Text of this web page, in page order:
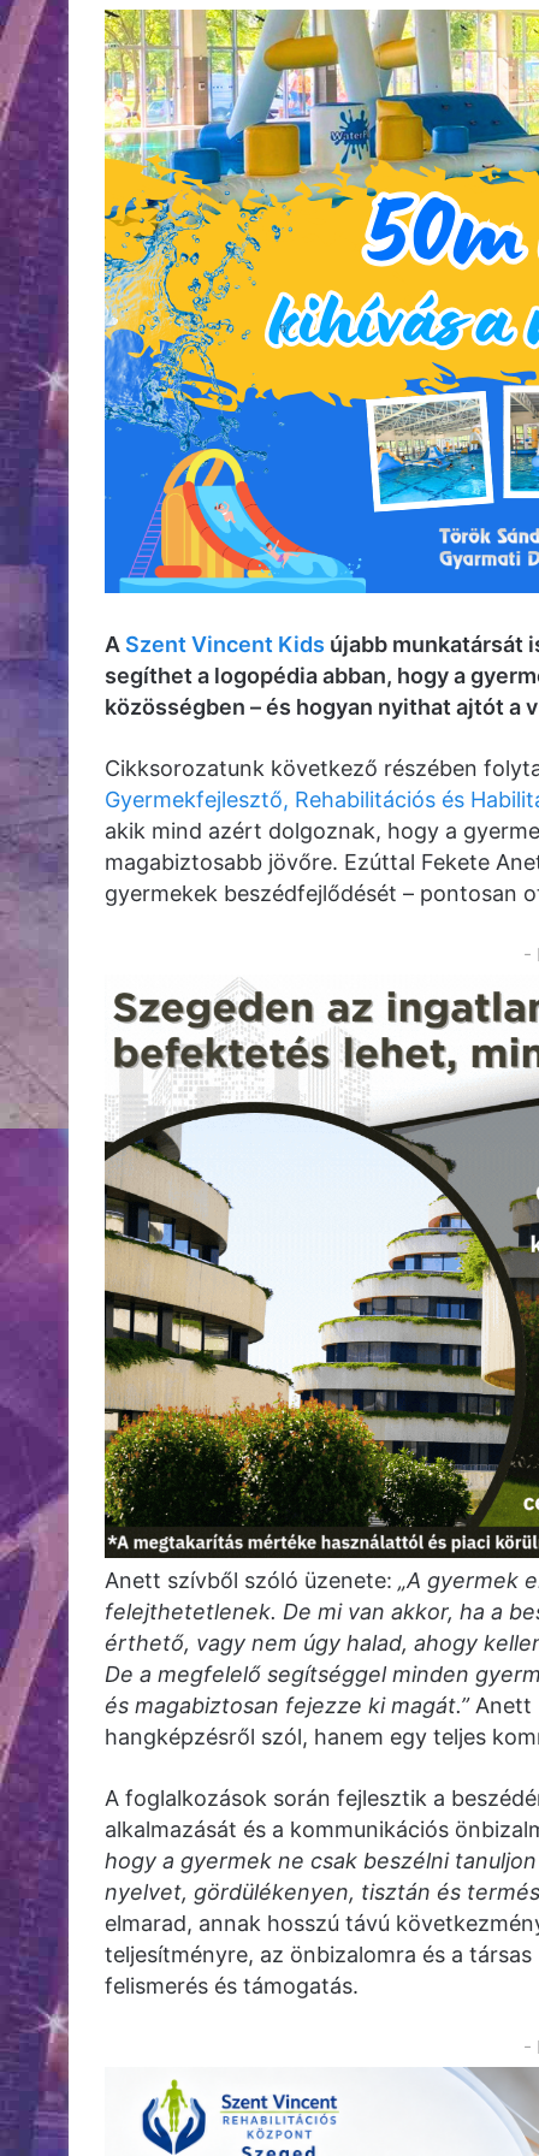
A Szent Vincent Kids újabb munkatársát
segíthet a logopédia abban, hogy a
közösségben – és hogyan nyithat ajtót a
Cikksorozatunk következő részében
Gyermekfejlesztő, Rehabilitációs és
akik mind azért dolgoznak, hogy a
magabiztosabb jövőre. Ezúttal Fekete
gyermekek beszédfejlődését – pontosan
-
Anett szívből szóló üzenete: „A gyermek
felejthetetlenek. De mi van akkor, ha a
érthető, vagy nem úgy halad, ahogy
De a megfelelő segítséggel minden
és magabiztosan fejezze ki magát.”Anett
hangképzésről szól, hanem egy teljes
A foglalkozások során fejlesztik a
alkalmazását és a kommunikációs
hogy a gyermek ne csak beszélni
nyelvet, gördülékenyen, tisztán és
elmarad, annak hosszú távú
teljesítményre, az önbizalomra és a
felismerés és támogatás.
-